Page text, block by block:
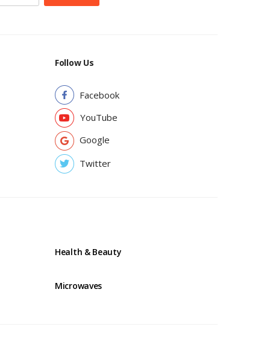
Follow Us
Facebook
YouTube
Google
Twitter
Health & Beauty
Microwaves